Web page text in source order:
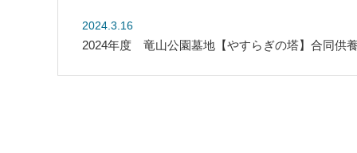
2024.3.16
2024年度 竜山公園墓地【やすらぎの塔】合同供